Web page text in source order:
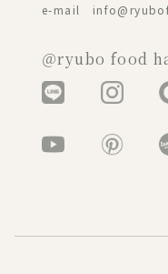
e-mail
＠ryubo food